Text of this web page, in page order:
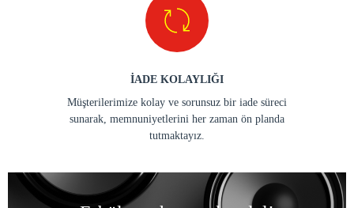
İADE KOLAYLIĞI
Müşterilerimize kolay ve sorunsuz bir iade süreci
sunarak, memnuniyetlerini her zaman ön planda
tutmaktayız.